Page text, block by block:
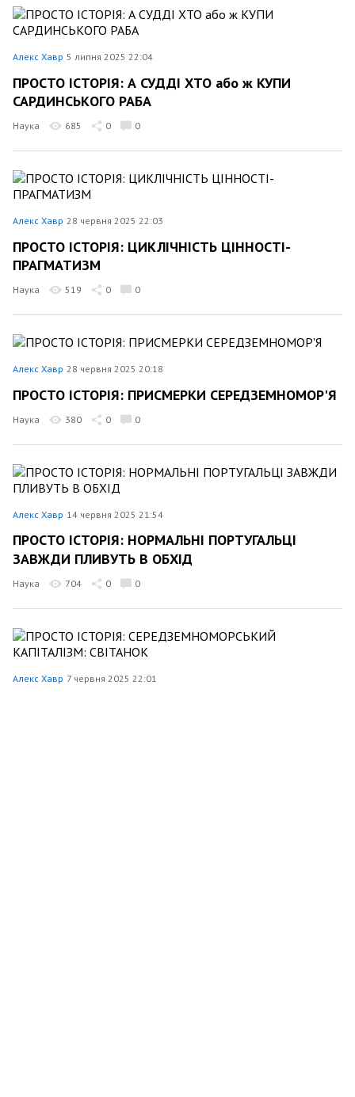
Алекс Хавр 5 липня 2025 22:04
ПРОСТО ІСТОРІЯ: А СУДДІ ХТО або ж КУПИ
САРДИНСЬКОГО РАБА
Наука 685 0 0
Алекс Хавр 28 червня 2025 22:03
ПРОСТО ІСТОРІЯ: ЦИКЛІЧНІСТЬ ЦІННОСТІ-
ПРАГМАТИЗМ
Наука 519 0 0
Алекс Хавр 28 червня 2025 20:18
ПРОСТО ІСТОРІЯ: ПРИСМЕРКИ СЕРЕДЗЕМНОМОР'Я
Наука 380 0 0
Алекс Хавр 14 червня 2025 21:54
ПРОСТО ІСТОРІЯ: НОРМАЛЬНІ ПОРТУГАЛЬЦІ
ЗАВЖДИ ПЛИВУТЬ В ОБХІД
Наука 704 0 0
Алекс Хавр 7 червня 2025 22:01